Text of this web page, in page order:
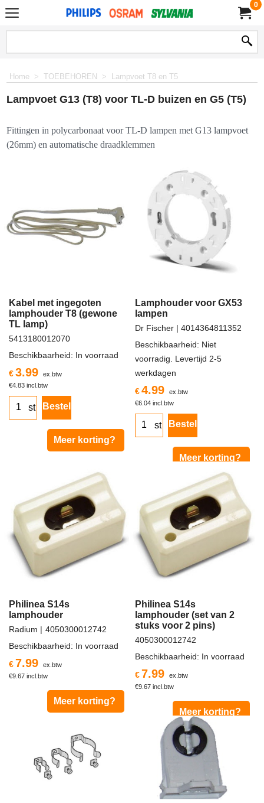
0
Home > TOEBEHOREN > Lampvoet T8 en T5
Lampvoet G13 (T8) voor TL-D buizen en G5 (T5)
Fittingen in polycarbonaat voor TL-D lampen met G13 lampvoet
(26mm) en automatische draadklemmen
Kabel met ingegoten
lamphouder T8 (gewone
TL lamp)
€3.99
ex.btw
€4.83 incl.btw
5413180012070
Beschikbaarheid: In voorraad
st Bestel
Meer korting?
Lamphouder voor GX53
lampen
€ 4.99
ex.btw
€6.04 incl.btw
Dr Fischer
4014364811352
Beschikbaarheid: Niet
voorradig. Levertijd 2-5
werkdagen
st Bestel
Meer korting?
Philinea S14s
lamphouder
€7.99
ex.btw
€9.67 incl.btw
Radium
4050300012742
Beschikbaarheid: In voorraad
Meer korting?
Philinea S14s
lamphouder (set van 2
stuks voor 2 pins)
€ 7.99
ex.btw
€9.67 incl.btw
4050300012742
Beschikbaarheid: In voorraad
Meer korting?